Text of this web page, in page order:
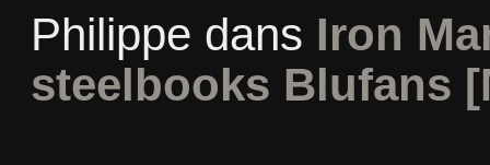
Philippe dans Iron
steelbooks Blufans